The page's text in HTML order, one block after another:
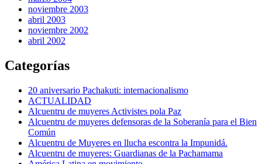
noviembre 2003
abril 2003
noviembre 2002
abril 2002
Categorías
20 aniversario Pachakuti: internacionalismo
ACTUALIDAD
Alcuentru de muyeres Activistes pola Paz
Alcuentru de muyeres defensoras de la Soberanía para el Bien
Común
Alcuentru de Muyeres en llucha escontra la Impunidá.
Alcuentru de muyeres: Guardianas de la Pachamama